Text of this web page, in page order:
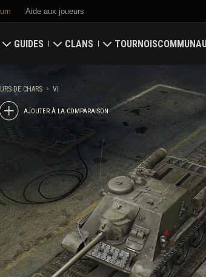
Aide aux joueurs
des codes bonus
à jour
GUIDES
Guide général
Économie du jeu
Sécurité du compte
Faits d'armes
Politique de fair-play
Wargaming.net Game Center
CLANS
Carte globale
Classement des clans
TOURNOIS
Chercher
Parrainer
Discord
Centre des
Médias
DE CHARS VI
AJOUTER À LA COMPARAISON